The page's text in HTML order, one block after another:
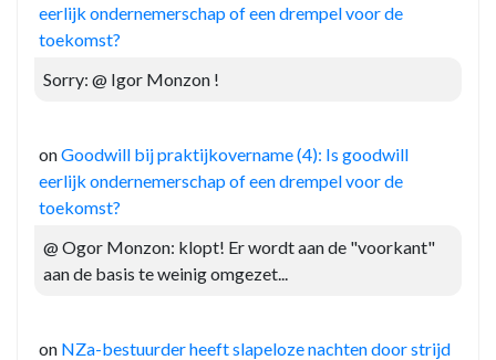
eerlijk ondernemerschap of een drempel voor de
toekomst?
Sorry: @ Igor Monzon !
onGoodwill bij praktijkovername (4): Is goodwill
eerlijk ondernemerschap of een drempel voor de
toekomst?
@ Ogor Monzon: klopt! Er wordt aan de "voorkant"
aan de basis te weinig omgezet...
on NZa-bestuurder heeft slapeloze nachten door strijd